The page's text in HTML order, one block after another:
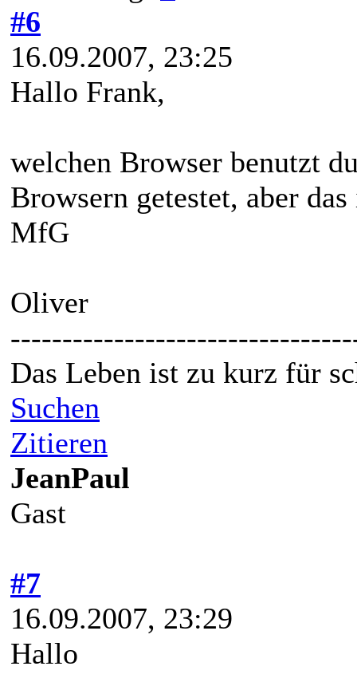
#6
16.09.2007, 23:25
Hallo Frank,
welchen Browser benutzt
Browsern getestet, aber
MfG
Oliver
Das Leben ist zu kurz für
Suchen
Zitieren
JeanPaul
Gast
#7
16.09.2007, 23:29
Hallo